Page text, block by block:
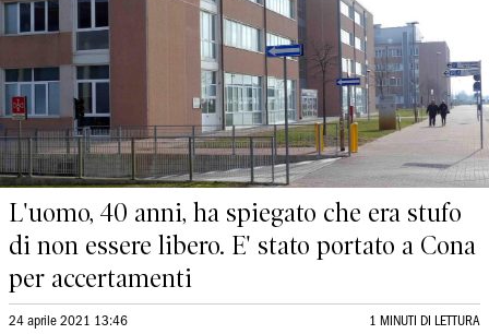
L'uomo, 40 anni, ha spiegato che era stufo
di non essere libero. E' stato portato a Cona
per accertamenti
24 aprile 2021 13:46 1 MINUTI DI LETTURA